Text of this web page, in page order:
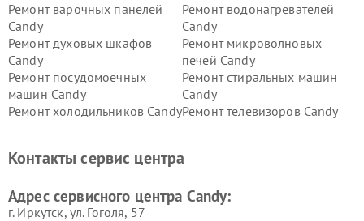
Ремонт варочных панелей
Candy
Ремонт водонагревателей
Candy
Ремонт духовых шкафов
Candy
Ремонт микроволновых
печей Candy
Ремонт посудомоечных
машин Candy
Ремонт стиральных машин
Candy
Ремонт холодильников CandyРемонт телевизоров Candy
Контакты сервис центра
Адрес сервисного центра Candy:
г. Иркутск, ул. ​Гоголя, 57